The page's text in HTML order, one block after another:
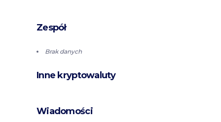
Zespół
Brak danych
Inne kryptowaluty
Wiadomości